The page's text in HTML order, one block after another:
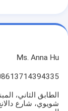
Ms. Anna Hu
شويوي، شارع